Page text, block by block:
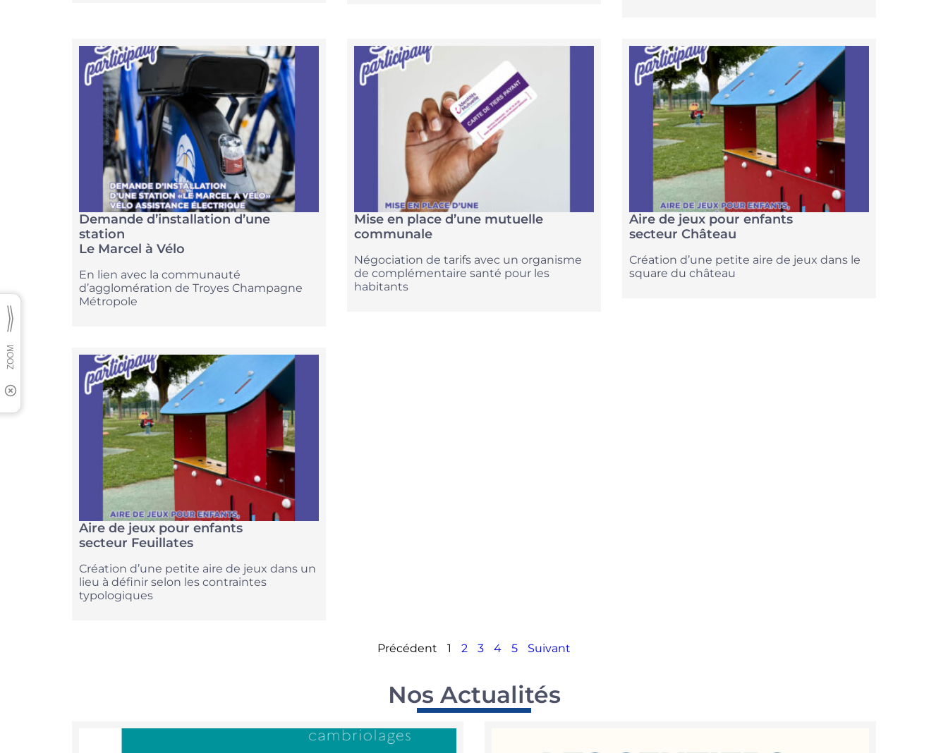
Demande d’installation d’une
station
Le Marcel à Vélo
En lien avec la communauté
d’agglomération de Troyes Champagne
Métropole
Mise en place d’une mutuelle
communale
Négociation de tarifs avec un organisme
de complémentaire santé pour les
habitants
Aire de jeux pour enfants
secteur Château
Création d’une petite aire de jeux dans le
square du château
Aire de jeux pour enfants
secteur Feuillates
Création d’une petite aire de jeux dans un
lieu à définir selon les contraintes
typologiques
Précédent 1 2 3 4 5 Suivant
Nos Actualités